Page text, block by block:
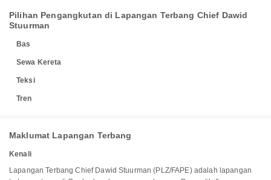
Pilihan Pengangkutan di Lapangan Terbang Chief Dawid
Stuurman
Bas
Sewa Kereta
Teksi
Tren
Maklumat Lapangan Terbang
Kenali
Lapangan Terbang Chief Dawid Stuurman (PLZ/FAPE) adalah lapangan